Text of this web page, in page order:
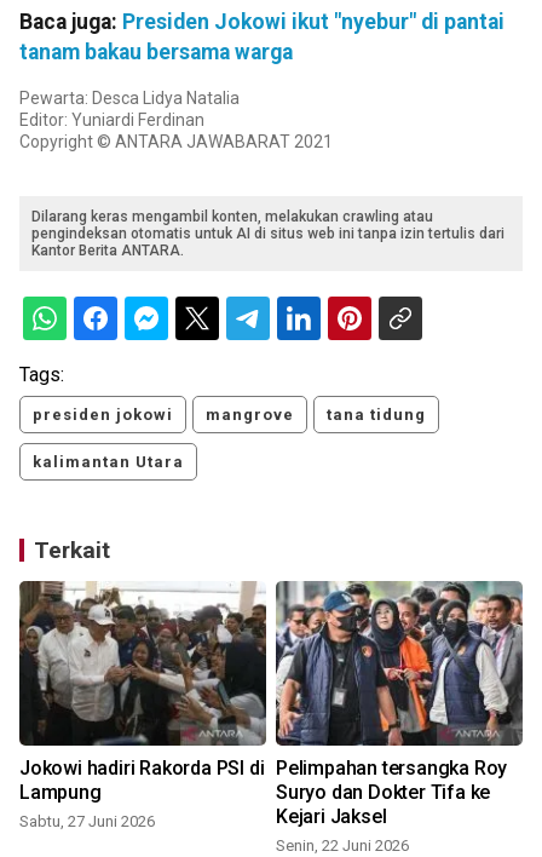
Baca juga: Presiden Jokowi ikut "nyebur" di pantai
tanam bakau bersama warga
Pewarta: Desca Lidya Natalia
Editor: Yuniardi Ferdinan
Copyright © ANTARA JAWABARAT 2021
Dilarang keras mengambil konten, melakukan crawling atau
pengindeksan otomatis untuk AI di situs web ini tanpa izin tertulis dari
Kantor Berita ANTARA.
Tags:
presiden jokowi mangrove tana tidung
kalimantan Utara
Terkait
Jokowi hadiri Rakorda PSI di
Lampung
Sabtu, 27 Juni 2026
Pelimpahan tersangka Roy
Suryo dan Dokter Tifa ke
Kejari Jaksel
Senin, 22 Juni 2026